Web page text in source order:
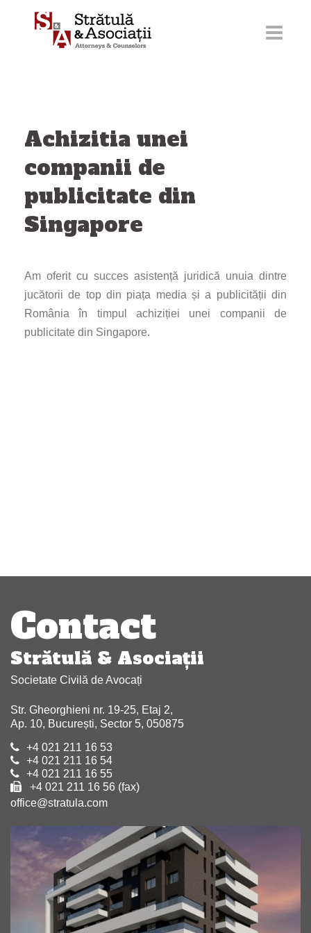
Achizitia unei
companii de
publicitate din
Singapore
Am oferit cu succes asistență juridică unuia dintre
jucătorii de top din piața media și a publicității din
România în timpul achiziției unei companii de
publicitate din Singapore.
Contact
Strătulă & Asociaţii
Societate Civilă de Avocați
Str. Gheorghieni nr. 19-25, Etaj 2,
Ap. 10, București, Sector 5, 050875
+4 021 211 16 53
+4 021 211 16 54
+4 021 211 16 55
+4 021 211 16 56 (fax)
office@stratula.com